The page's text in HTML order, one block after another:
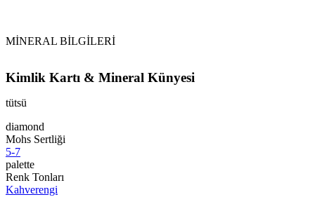
MİNERAL BİLGİLERİ
Kimlik Kartı & Mineral Künyesi
tütsü
diamond
Mohs Sertliği
5-7
palette
Renk Tonları
Kahverengi